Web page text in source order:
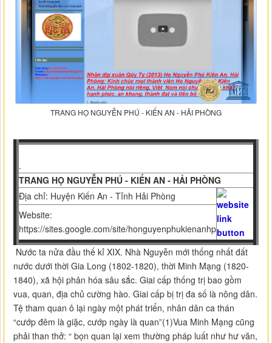
TRANG HỌ NGUYỄN PHÚ - KIẾN AN - HẢI PHÒNG
.
TRANG HỌ NGUYỄN PHÚ - KIẾN AN - HẢI PHÒNG
Địa chỉ: Huyện Kiến An - Tỉnh Hải Phòng
Website:
https://sites.google.com/site/honguyenphukienanhp
Nước ta nửa đầu thế kỉ XIX. Nhà Nguyễn mới thống nhất đất
nước dưới thời Gia Long (1802-1820), thời Minh Mạng (1820-
1840), xã hội phân hóa sâu sắc. Giai cấp thống trị bao gồm
vua, quan, địa chủ cường hào. Giai cấp bị trị đa số là nông dân.
Tệ tham quan ô lại ngày một phát triển, nhân dân ca thán
“cướp đêm là giặc, cướp ngày là quan”(1)Vua Minh Mạng cũng
phải than thở: “ bọn quan lại xem thường pháp luất như hư văn,